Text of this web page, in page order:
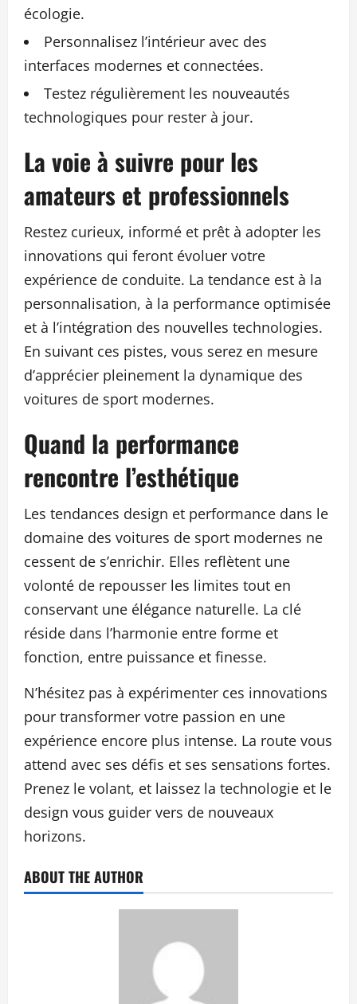
écologie.
Personnalisez l’intérieur avec des
interfaces modernes et connectées.
Testez régulièrement les nouveautés
technologiques pour rester à jour.
La voie à suivre pour les
amateurs et professionnels
Restez curieux, informé et prêt à adopter les
innovations qui feront évoluer votre
expérience de conduite. La tendance est à la
personnalisation, à la performance optimisée
et à l’intégration des nouvelles technologies.
En suivant ces pistes, vous serez en mesure
d’apprécier pleinement la dynamique des
voitures de sport modernes.
Quand la performance
rencontre l’esthétique
Les tendances design et performance dans le
domaine des voitures de sport modernes ne
cessent de s’enrichir. Elles reflètent une
volonté de repousser les limites tout en
conservant une élégance naturelle. La clé
réside dans l’harmonie entre forme et
fonction, entre puissance et finesse.
N’hésitez pas à expérimenter ces innovations
pour transformer votre passion en une
expérience encore plus intense. La route vous
attend avec ses défis et ses sensations fortes.
Prenez le volant, et laissez la technologie et le
design vous guider vers de nouveaux
horizons.
ABOUT THE AUTHOR